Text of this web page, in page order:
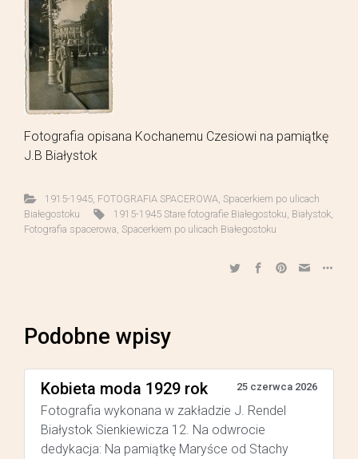
Fotografia opisana Kochanemu Czesiowi na pamiątkę
J.B Białystok
1915-1945, FOTOGRAFIA SPACEROWA Spacerkiem po ulicach
Białegostoku
1915-1945 Stare fotografie Białegostoku Białystok,
Fotografia spacerowa Spacerkiem po ulicach Białegostoku
Podobne wpisy
Kobieta moda 1929 rok 25 czerwca 2026
Fotografia wykonana w zakładzie J. Rendel
Białystok Sienkiewicza 12. Na odwrocie
dedykacja: Na pamiątkę Maryśce od Stachy